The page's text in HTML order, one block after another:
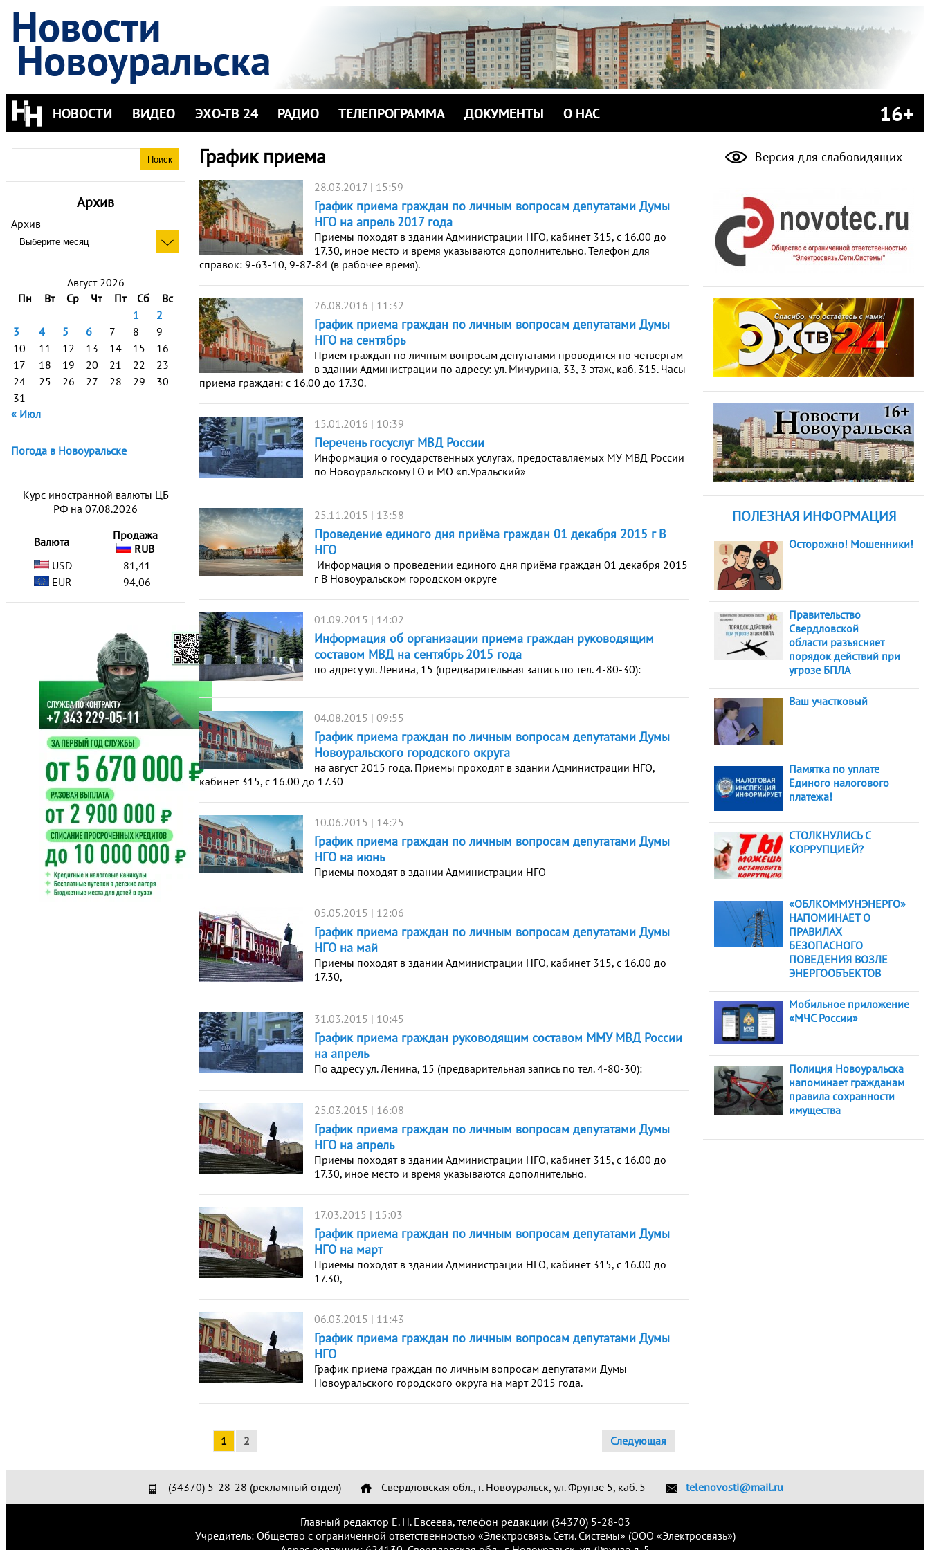
Новости
Новоуральска
НОВОСТИ ВИДЕО ЭХО-ТВ 24 РАДИО ТЕЛЕПРОГРАММА ДОКУМЕНТЫ О НАС 16+
Архив
Архив
Август 2026
Пн
Вт Ср Чт Пт Сб
Вс
1
2
3
4 5 6 7 8
9
10
11 12 13 14 15
16
17
18 19 20 21 22
23
24
25 26 27 28 29
30
31
« Июл
Погода в Новоуральске
Курс иностранной валюты ЦБ
РФ на 07.08.2026
Валюта
Продажа
RUB
USD
81,41
EUR
94,06
График приема
28.03.2017 | 15:59
График приема граждан по личным вопросам депутатами Думы
НГО на апрель 2017 года
Приемы походят в здании Администрации НГО, кабинет 315, с 16.00 до
17.30, иное место и время указываются дополнительно. Телефон для
справок: 9-63-10, 9-87-84 (в рабочее время).
26.08.2016 | 11:32
График приема граждан по личным вопросам депутатами Думы
НГО на сентябрь
Прием граждан по личным вопросам депутатами проводится по четвергам
в здании Администрации по адресу: ул. Мичурина, 33, 3 этаж, каб. 315. Часы
приема граждан: с 16.00 до 17.30.
15.01.2016 | 10:39
Перечень госуслуг МВД России
Информация о государственных услугах, предоставляемых МУ МВД России
по Новоуральскому ГО и МО «п.Уральский»
25.11.2015 | 13:58
Проведение единого дня приёма граждан 01 декабря 2015 г В
НГО
Информация о проведении единого дня приёма граждан 01 декабря 2015
г В Новоуральском городском округе
01.09.2015 | 14:02
Информация об организации приема граждан руководящим
составом МВД на сентябрь 2015 года
по адресу ул. Ленина, 15 (предварительная запись по тел. 4-80-30):
04.08.2015 | 09:55
График приема граждан по личным вопросам депутатами Думы
Новоуральского городского округа
на август 2015 года. Приемы проходят в здании Администрации НГО,
кабинет 315, с 16.00 до 17.30
10.06.2015 | 14:25
График приема граждан по личным вопросам депутатами Думы
НГО на июнь
Приемы походят в здании Администрации НГО
05.05.2015 | 12:06
График приема граждан по личным вопросам депутатами Думы
НГО на май
Приемы походят в здании Администрации НГО, кабинет 315, с 16.00 до
17.30,
31.03.2015 | 10:45
График приема граждан руководящим составом ММУ МВД России
на апрель
По адресу ул. Ленина, 15 (предварительная запись по тел. 4-80-30):
25.03.2015 | 16:08
График приема граждан по личным вопросам депутатами Думы
НГО на апрель
Приемы походят в здании Администрации НГО, кабинет 315, с 16.00 до
17.30, иное место и время указываются дополнительно.
17.03.2015 | 15:03
График приема граждан по личным вопросам депутатами Думы
НГО на март
Приемы походят в здании Администрации НГО, кабинет 315, с 16.00 до
17.30,
06.03.2015 | 11:43
График приема граждан по личным вопросам депутатами Думы
НГО
График приема граждан по личным вопросам депутатами Думы
Новоуральского городского округа на март 2015 года.
1 2 Следующая
Версия для слабовидящих
ПОЛЕЗНАЯ ИНФОРМАЦИЯ
Осторожно! Мошенники!
Правительство
Свердловской
области разъясняет
порядок действий при
угрозе БПЛА
Ваш участковый
Памятка по уплате
Единого налогового
платежа!
СТОЛКНУЛИСЬ С
КОРРУПЦИЕЙ?
«ОБЛКОММУНЭНЕРГО»
НАПОМИНАЕТ О
ПРАВИЛАХ
БЕЗОПАСНОГО
ПОВЕДЕНИЯ ВОЗЛЕ
ЭНЕРГООБЪЕКТОВ
Мобильное приложение
«МЧС России»
Полиция Новоуральска
напоминает гражданам
правила сохранности
имущества
(34370) 5-28-28 (рекламный отдел) Свердловская обл., г. Новоуральск, ул. Фрунзе 5, каб. 5 telenovosti@mail.ru
Главный редактор Е. Н. Евсеева, телефон редакции (34370) 5-28-03
Учредитель: Общество с ограниченной ответственностью «Электросвязь. Сети. Системы» (ООО «Электросвязь»)